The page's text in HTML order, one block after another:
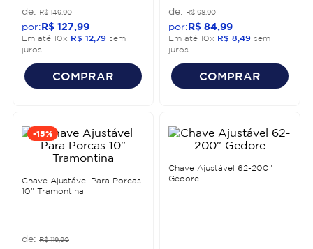
R$ 149,90
R$ 127 99
Em até 10x R$ 12 79 sem
juros
COMPRAR
R$ 98,90
R$ 84 99
Em até 10x R$ 8 49 sem
juros
COMPRAR
-15%
Chave Ajustável Para Porcas
10" Tramontina
R$ 119,90
Chave Ajustável 62-200"
Gedore